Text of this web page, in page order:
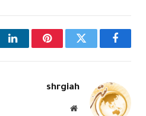
فيسبوكتويتر بينتيريست
shrgiah
موقع